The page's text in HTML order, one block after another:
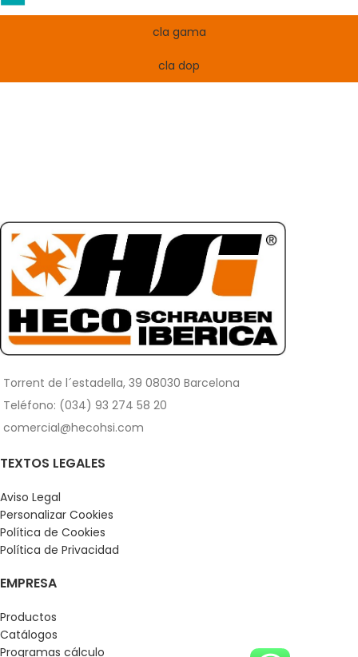
cla gama
cla dop
Torrent de l´estadella, 39 08030 Barcelona
Teléfono: (034) 93 274 58 20
comercial@hecohsi.com
TEXTOS LEGALES
Aviso Legal
Personalizar Cookies
Política de Cookies
Política de Privacidad
EMPRESA
Productos
Catálogos
Programas cálculo